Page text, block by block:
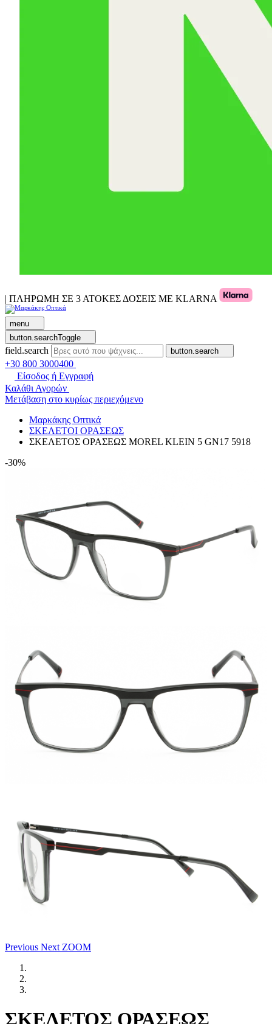
| ΠΛΗΡΩΜΗ ΣΕ 3 ΑΤΟΚΕΣ ΔΟΣΕΙΣ ΜΕ KLARNA
menu
button.searchToggle
field.search button.search
+30 800 3000400
Είσοδος ή Εγγραφή
Καλάθι Αγορών
Μετάβαση στο κυρίως περιεχόμενο
Μαρκάκης Οπτικά
ΣΚΕΛΕΤΟΙ ΟΡΑΣΕΩΣ
ΣΚΕΛΕΤΟΣ ΟΡΑΣΕΩΣ MOREL KLEIN 5 GN17 5918
-30%
Previous Next ZOOM
ΣΚΕΛΕΤΟΣ ΟΡΑΣΕΩΣ